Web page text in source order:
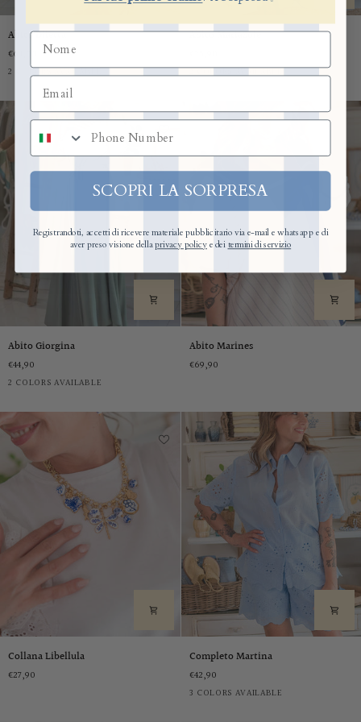
Abito
Abito Diletta
€64,00
2 COLORS AVAILABLE
BeigeMarrone
Abito
Abito MariaSole
2 COLORS AVAILABLE
VerdeBeige
Abito
Giorgina
Abito Giorgina
€44,90
2 COLORS AVAILABLE
MoroVerde
Abito
Marines
Abito Marines
€69,90
Collana
Collana Libellula
€27,90
Completo
Martina
Completo Martina
€42,90
3 COLORS AVAILABLE
BiancoBeigeAzzurro
numero di telefono
SCOPRI LA SORPRESA
Registrandoti, accetti di ricevere materiale pubblicitario via e-mail e whatsapp e di
aver preso visione dellaprivacy policye dei termini di servizio